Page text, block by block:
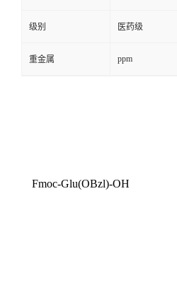
级别 医药级
重金属 ppm
Fmoc-Glu(OBzl)-OH